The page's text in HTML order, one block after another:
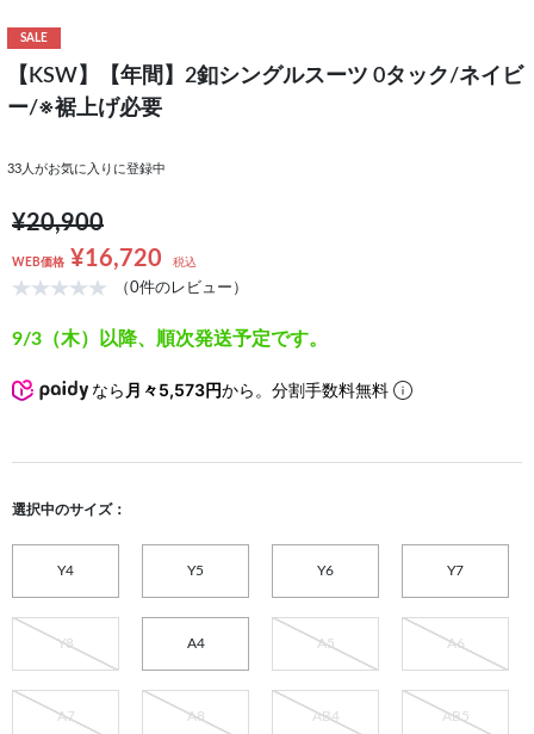
SALE
【KSW】【年間】2釦シングルスーツ 0タック/ネイビ
ー/※裾上げ必要
33 人がお気に入りに登録中
¥20,900
WEB価格 ¥16,720 税込
（0件のレビュー）
9/3（木）以降、順次発送予定です。
なら 月々5,573円から。分割手数料無料
選択中のサイズ：
Y4 Y5 Y6 Y7
Y8 A4 A5 A6
A7 A8 AB4 AB5